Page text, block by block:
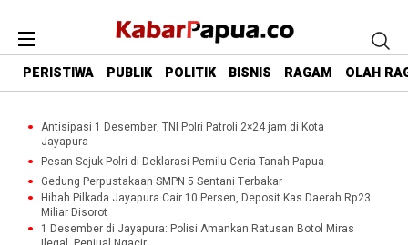
PERISTIWA PUBLIK POLITIK BISNIS RAGAM OLAH
Antisipasi 1 Desember, TNI Polri Patroli 2×24 jam di Kota
Jayapura
Pesan Sejuk Polri di Deklarasi Pemilu Ceria Tanah Papua
Gedung Perpustakaan SMPN 5 Sentani Terbakar
Hibah Pilkada Jayapura Cair 10 Persen, Deposit Kas Daerah Rp23
Miliar Disorot
1 Desember di Jayapura: Polisi Amankan Ratusan Botol Miras